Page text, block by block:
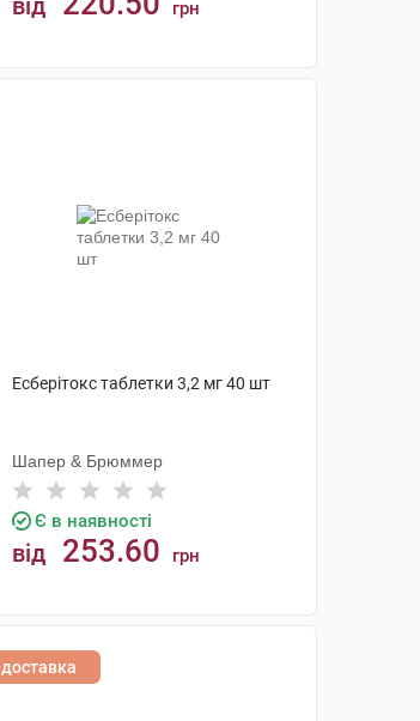
від грн
Есберітокс таблетки 3,2 мг 40 шт
Шапер & Брюммер
Є в наявності
від 253.60 грн
доставка